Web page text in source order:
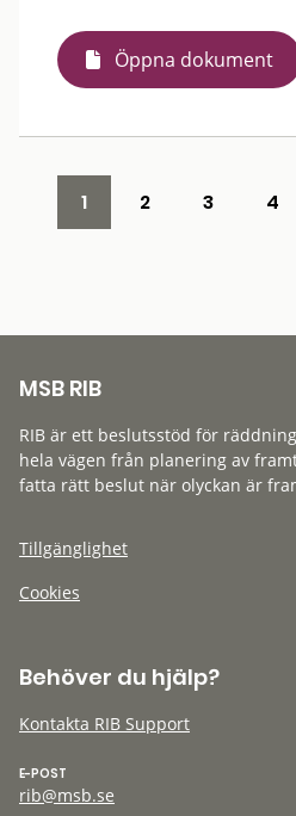
Öppna dokument
1 2 3 4
MSB RIB
RIB är ett beslutsstöd för
hela vägen från planering av
fatta rätt beslut när olyckan är
Tillgänglighet
Cookies
Behöver du hjälp?
Kontakta RIB Support
E-POST
rib@msb.se